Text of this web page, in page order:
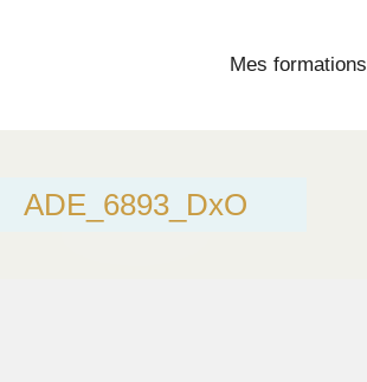
Mes formations
ADE_6893_DxO